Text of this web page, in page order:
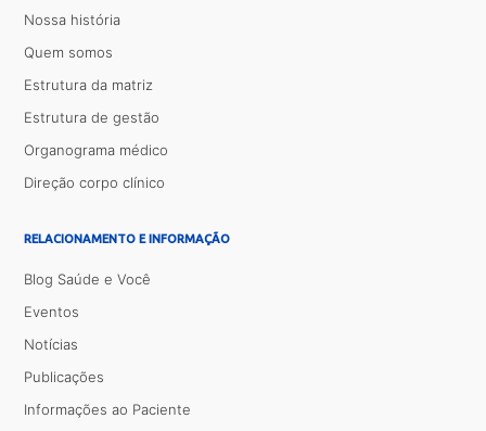
Nossa história
Quem somos
Estrutura da matriz
Estrutura de gestão
Organograma médico
Direção corpo clínico
RELACIONAMENTO E INFORMAÇÃO
Blog Saúde e Você
Eventos
Notícias
Publicações
Informações ao Paciente